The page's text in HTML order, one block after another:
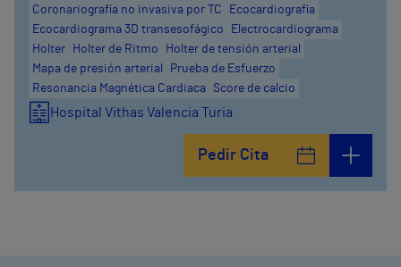
Coronariografía no invasiva por TC
Ecocardiografía
Ecocardiograma 3D transesofágico
Electrocardiograma
Holter
Holter de Ritmo
Holter de tensión arterial
Mapa de presión arterial
Prueba de Esfuerzo
Resonancia Magnética Cardiaca
Score de calcio
Hospital Vithas Valencia Turia
Pedir Cita